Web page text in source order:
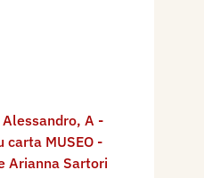
, A -
carta MUSEO -
Arianna Sartori